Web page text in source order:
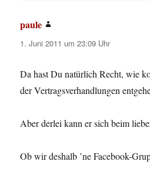
paule
1. Juni 2011 um 23:09 Uhr
Da hast Du natürlich Recht, wie
der Vertragsverhandlungen
Aber derlei kann er sich beim
Ob wir deshalb ’ne Facebook-